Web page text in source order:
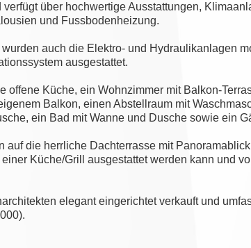
über hochwertige Ausstattungen,
und Fussbodenheizung.
auch die Elektro- und Hydraulikanlagen
ausgestattet.
offene Küche, ein Wohnzimmer mit Balkon-
Balkon, einen Abstellraum mit
ein Bad mit Wanne und Dusche sowie ein
auf die herrliche Dachterrasse mit
Küche/Grill ausgestattet werden kann und
elegant eingerichtet verkauft und